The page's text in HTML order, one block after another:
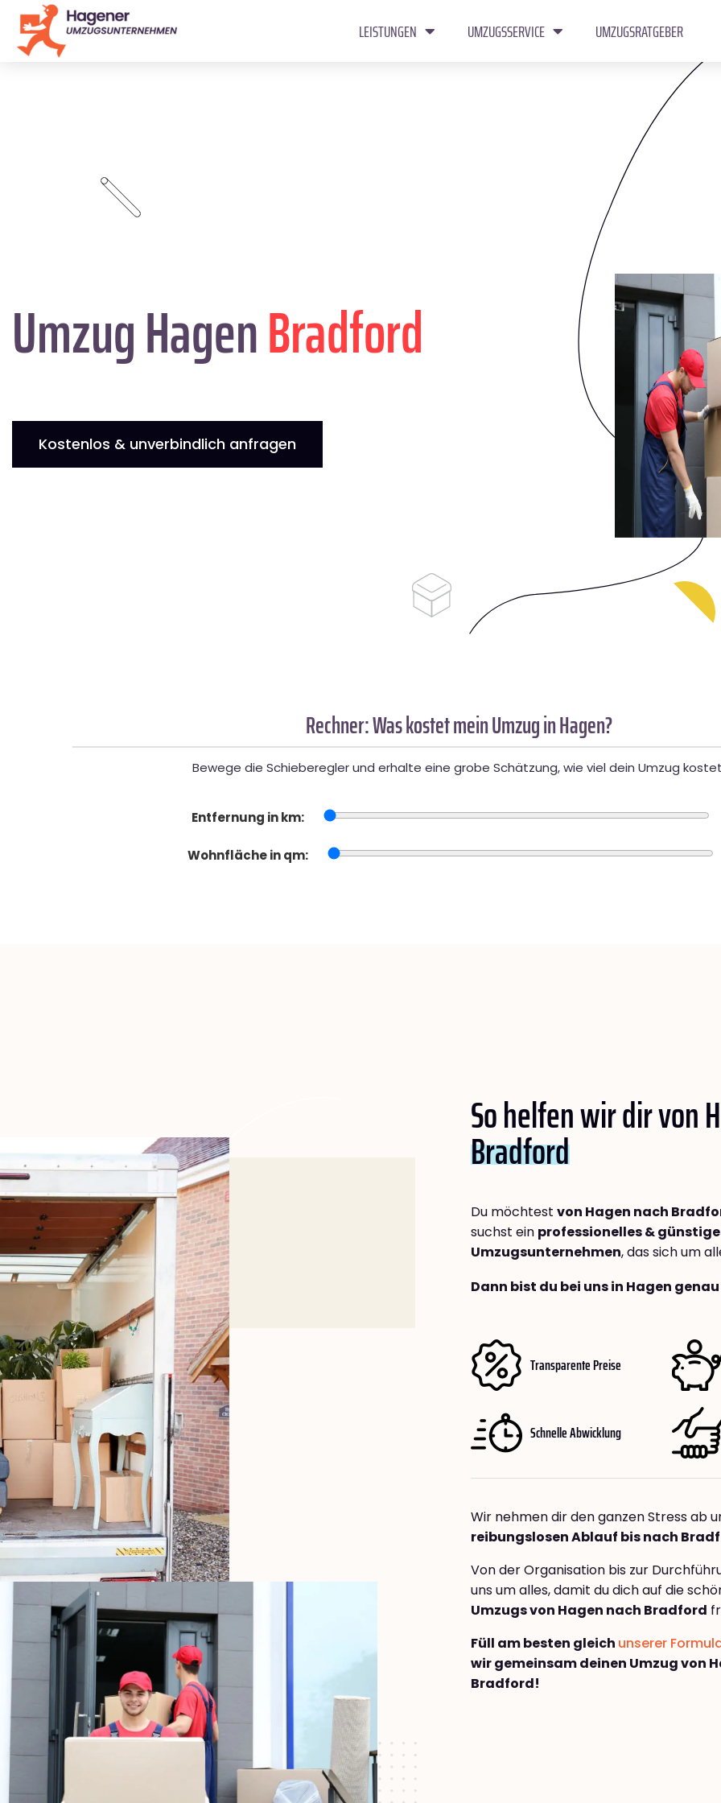
LEISTUNGEN UMZUGSSERVICE UMZUGSRATGEBER
Umzug HagenBradford
Kostenlos & unverbindlich anfragen
Rechner: Was kostet mein Umzug in Hagen?
Bewege die Schieberegler und erhalte eine grobe Schätzung, wie viel dein Umzug
Entfernung in km:
Wohnfläche in qm:
So helfen wir dir von
Bradford
Du möchtest von Hagen nach
suchst ein professionelles &
Umzugsunternehmen, das sich um
Dann bist du bei uns in Hagen
Transparente Preise
Schnelle Abwicklung
Wir nehmen dir den ganzen Stress ab
reibungslosen Ablauf bis nach
Von der Organisation bis zur
uns um alles, damit du dich auf die
Umzugs von Hagen nach Bradford
Füll am besten gleich unserer
wir gemeinsam deinen Umzug von
Bradford!